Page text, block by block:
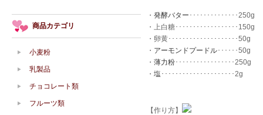
・ 発酵バター ･･････････････250g
・上白糖･･････････････････150g
・卵黄････････････････････50g
・ アーモンドプードル･･････50g
・ 薄力粉･････････････････250g
・ 塩 ･････････････････････2g
【作り方】
商品カテゴリ
小麦粉
乳製品
チョコレート類
フルーツ類